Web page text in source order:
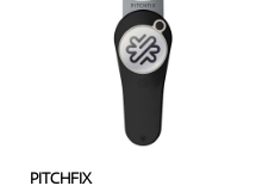
PITCHFIX